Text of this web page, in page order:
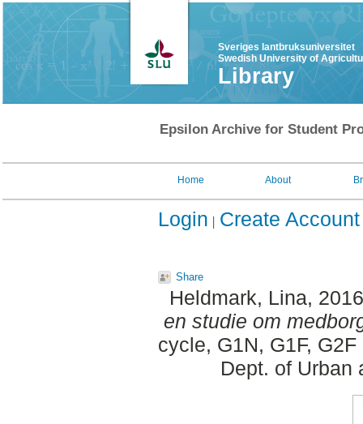
Sveriges lantbruksuniversitet
Swedish University of
Library
Epsilon Archive for Student
Home About
Login Create Account
Share
Heldmark, Lina,
en studie om
cycle, G1N, G1F,
Dept. of Urban